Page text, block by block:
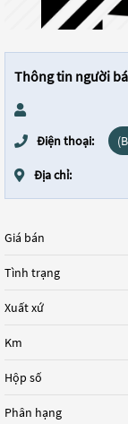
Thông tin người
Điện thoại:
Địa chỉ:
Giá bán
Tình trạng
Xuất xứ
Km
Hộp số
Phân hạng